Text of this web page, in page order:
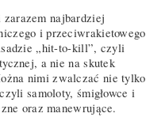
najbardziej
i przeciwrakietowego
„hit-to-kill”, czyli
a nie na skutek
nimi zwalczać nie tylko
samoloty, śmigłowce i
oraz manewrujące.